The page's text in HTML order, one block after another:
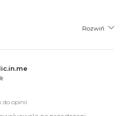
Rozwiń
do opinii